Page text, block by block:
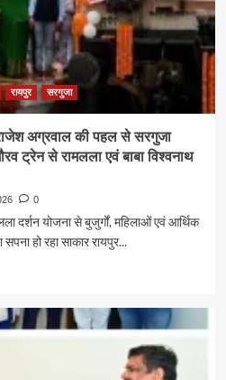
रायपुर सरगुजा
अग्रवाल की पहल से सरगुजा
ट्रेन से रामलला एवं बाबा विश्वनाथ
0
दर्शन योजना से बुजुर्गों, महिलाओं एवं आर्थिक
सपना हो रहा साकार रायपुर...